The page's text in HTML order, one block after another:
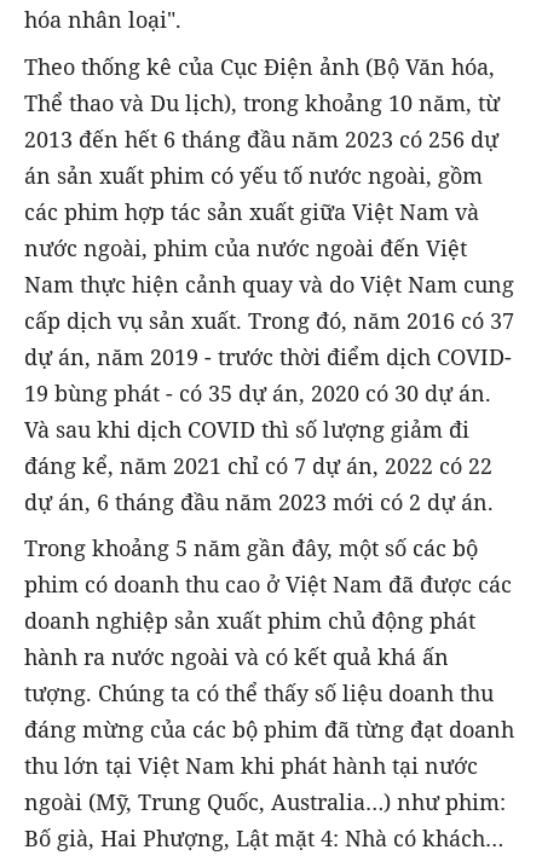
hóa nhân loại".
Theo thống kê của Cục Điện ảnh (Bộ Văn hóa,
Thể thao và Du lịch), trong khoảng 10 năm, từ
2013 đến hết 6 tháng đầu năm 2023 có 256 dự
án sản xuất phim có yếu tố nước ngoài, gồm
các phim hợp tác sản xuất giữa Việt Nam và
nước ngoài, phim của nước ngoài đến Việt
Nam thực hiện cảnh quay và do Việt Nam cung
cấp dịch vụ sản xuất. Trong đó, năm 2016 có 37
dự án, năm 2019 - trước thời điểm dịch COVID-
19 bùng phát - có 35 dự án, 2020 có 30 dự án.
Và sau khi dịch COVID thì số lượng giảm đi
đáng kể, năm 2021 chỉ có 7 dự án, 2022 có 22
dự án, 6 tháng đầu năm 2023 mới có 2 dự án.
Trong khoảng 5 năm gần đây, một số các bộ
phim có doanh thu cao ở Việt Nam đã được các
doanh nghiệp sản xuất phim chủ động phát
hành ra nước ngoài và có kết quả khá ấn
tượng. Chúng ta có thể thấy số liệu doanh thu
đáng mừng của các bộ phim đã từng đạt doanh
thu lớn tại Việt Nam khi phát hành tại nước
ngoài (Mỹ, Trung Quốc, Australia…) như phim:
Bố già, Hai Phượng, Lật mặt 4: Nhà có khách…